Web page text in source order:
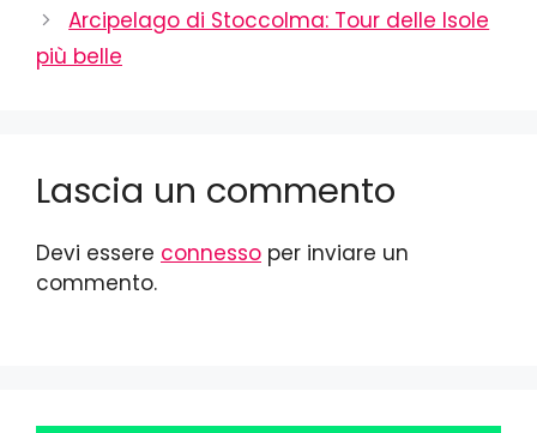
Arcipelago di Stoccolma: Tour delle Isole
più belle
Lascia un commento
Devi essere connesso per inviare un
commento.